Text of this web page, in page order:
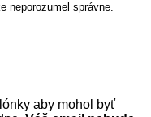
neporozumel správne.
aby mohol byť